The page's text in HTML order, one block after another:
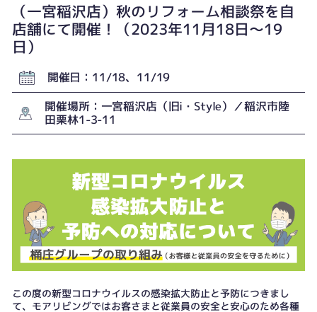
（一宮稲沢店）秋のリフォーム相談祭を自
店舗にて開催！（2023年11月18日〜19
日）
開催日：11/18、11/19
開催場所：一宮稲沢店（旧i・Style）／稲沢市陸
田栗林1-3-11
この度の新型コロナウイルスの感染拡大防止と予防につきまし
て、モアリビングではお客さまと従業員の安全と安心のため各種